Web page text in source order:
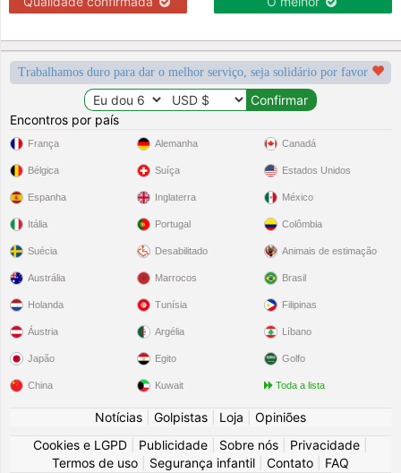
Trabalhamos duro para dar o melhor serviço, seja solidário por favor
Encontros por país
França
Bélgica
Espanha
Itália
Suécia
Alemanha
Suíça
Inglaterra
Portugal
Desabilitado
Canadá
Estados Unidos
México
Colômbia
Animais de estimação
Austrália
Holanda
Áustria
Japão
China
Marrocos
Tunísia
Argélia
Egito
Kuwait
Brasil
Filipinas
Líbano
Golfo
Toda a lista
Notícias Golpistas Loja
Opiniões
Cookies e LGPD
Publicidade Sobre nós Privacidade
Termos de uso
Segurança infantil Contato FAQ